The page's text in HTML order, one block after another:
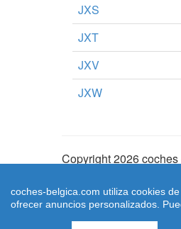
JXS
JXT
JXV
JXW
Copyright 2026
coches-belgica.com utiliza cookies
ofrecer anuncios personalizados.